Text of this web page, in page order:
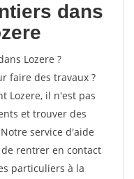
dans
Lozere ?
faire des travaux ?
Lozere, il n'est pas
et trouver des
service d'aide
rentrer en contact
particuliers à la